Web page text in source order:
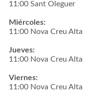
11:00 Sant Oleguer
Miércoles:
11:00 Nova Creu Alta
Jueves:
11:00 Nova Creu Alta
Viernes:
11:00 Nova Creu Alta